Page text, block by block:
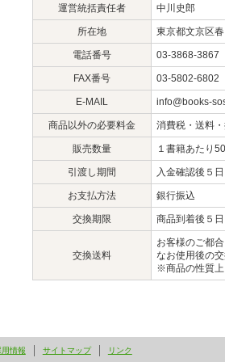
運営統括責任者 中川史郎
所在地 東京都文京区
電話番号 03-3868-3867
FAX番号 03-5802-6802
E-MAIL info@books-
商品以外の必要料金 消費税・送料
販売数量 １書籍あたり
引渡し期間 入金確認後５
お支払方法 銀行振込
交換期限 商品到着後５
交換送料
お客様のご都
なお使用後の
※商品の性質上
用情報 サイトマップ リンク